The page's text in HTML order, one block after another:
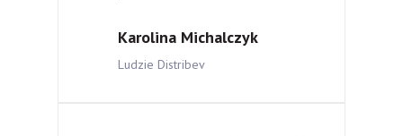
Karolina Michalczyk
Ludzie Distribev